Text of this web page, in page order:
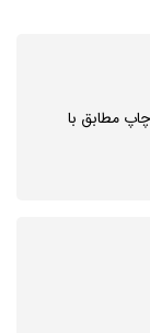
مطابق با